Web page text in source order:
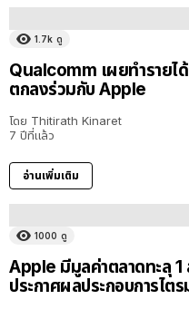
1.7k ดู
Qualcomm เผยทำรายไ
ตกลงร่วมกับ Apple
โดย Thitirath Kinaret
7 ปีที่แล้ว
อ่านเพิ่มเติม
1000 ดู
Apple มีมูลค่าตลาดทะลุ 1
ประกาศผลประกอบการไต